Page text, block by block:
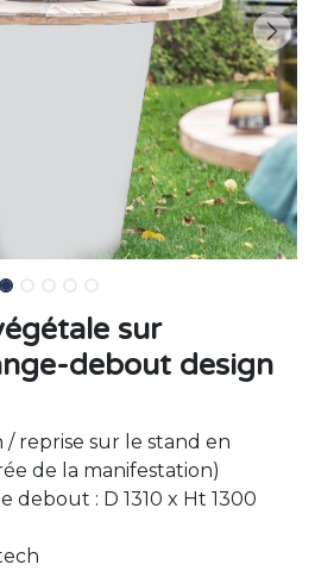
sur
debout design
/ reprise sur le stand en
de la manifestation)
debout : D 1310 x Ht 1300